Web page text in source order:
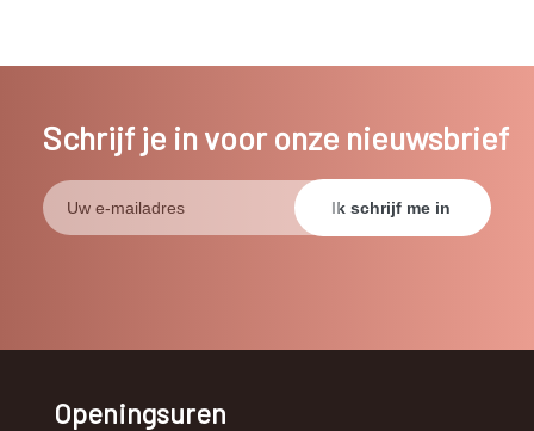
Schrijf je in voor onze nieuwsbrief
Openingsuren